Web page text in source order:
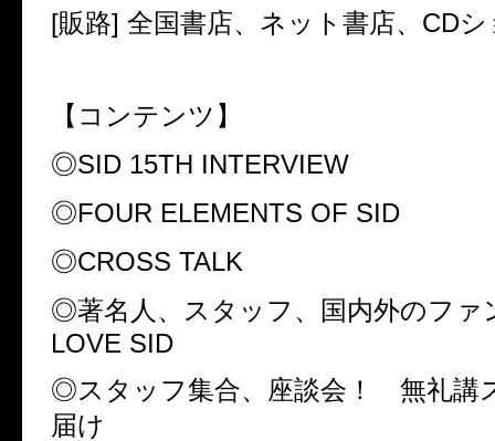
[販路] 全国書店、ネット書店、 CD
【コンテンツ】
◎SID 15TH INTERVIEW
◎FOUR ELEMENTS OF SID
◎CROSS TALK
◎著名人、スタッフ、国内外のファ
LOVE SID
◎スタッフ集合、座談会！ 無礼講
届け